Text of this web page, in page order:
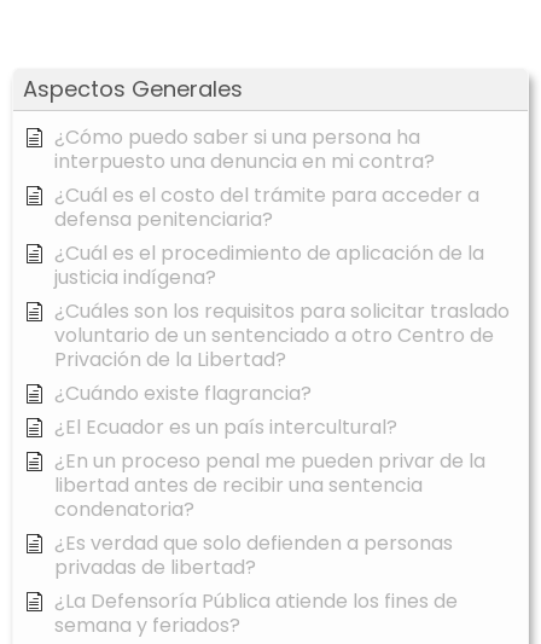
Aspectos Generales
¿Cómo puedo saber si una persona ha
interpuesto una denuncia en mi contra?
¿Cuál es el costo del trámite para acceder a
defensa penitenciaria?
¿Cuál es el procedimiento de aplicación de la
justicia indígena?
¿Cuáles son los requisitos para solicitar traslado
voluntario de un sentenciado a otro Centro de
Privación de la Libertad?
¿Cuándo existe flagrancia?
¿El Ecuador es un país intercultural?
¿En un proceso penal me pueden privar de la
libertad antes de recibir una sentencia
condenatoria?
¿Es verdad que solo defienden a personas
privadas de libertad?
¿La Defensoría Pública atiende los fines de
semana y feriados?